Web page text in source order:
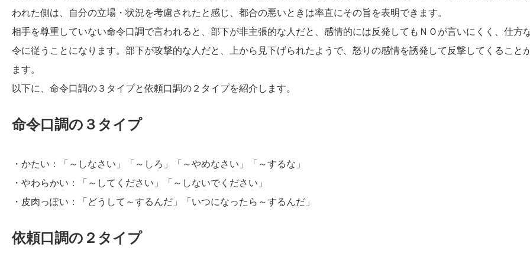
われた側は、自分の立場・状況を考慮されたと感じ、都合の悪いときは率直にその旨を表明できます。
相手を尊重していない命令口調で言われると、部下が非主張的な人だと、感情的には反発してもＮＯが言いにくく、仕方
令に従うことになります。部下が攻撃的な人だと、上から見下げられたようで、怒りの感情を誘発して反撃してくること
ます。
以下に、命令口調の３タイプと依頼口調の２タイプを紹介します。
命令口調の３タイプ
・かたい：「～しなさい」「～しろ」「～やめなさい」「～するな」
・やわらかい：「～してください」「～しないでください」
・皮肉っぽい：「どうして～するんだ」「いつになったら～するんだ」
依頼口調の２タイプ